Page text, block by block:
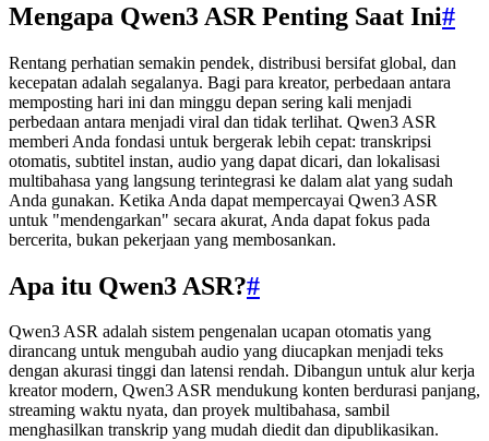
Mengapa Qwen3 ASR Penting Saat Ini#
Rentang perhatian semakin pendek, distribusi bersifat global, dan
kecepatan adalah segalanya. Bagi para kreator, perbedaan antara
memposting hari ini dan minggu depan sering kali menjadi
perbedaan antara menjadi viral dan tidak terlihat. Qwen3 ASR
memberi Anda fondasi untuk bergerak lebih cepat: transkripsi
otomatis, subtitel instan, audio yang dapat dicari, dan lokalisasi
multibahasa yang langsung terintegrasi ke dalam alat yang sudah
Anda gunakan. Ketika Anda dapat mempercayai Qwen3 ASR
untuk "mendengarkan" secara akurat, Anda dapat fokus pada
bercerita, bukan pekerjaan yang membosankan.
Apa itu Qwen3 ASR?#
Qwen3 ASR adalah sistem pengenalan ucapan otomatis yang
dirancang untuk mengubah audio yang diucapkan menjadi teks
dengan akurasi tinggi dan latensi rendah. Dibangun untuk alur kerja
kreator modern, Qwen3 ASR mendukung konten berdurasi panjang,
streaming waktu nyata, dan proyek multibahasa, sambil
menghasilkan transkrip yang mudah diedit dan dipublikasikan.